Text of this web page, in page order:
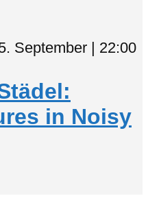
September | 22:00
in Noisy